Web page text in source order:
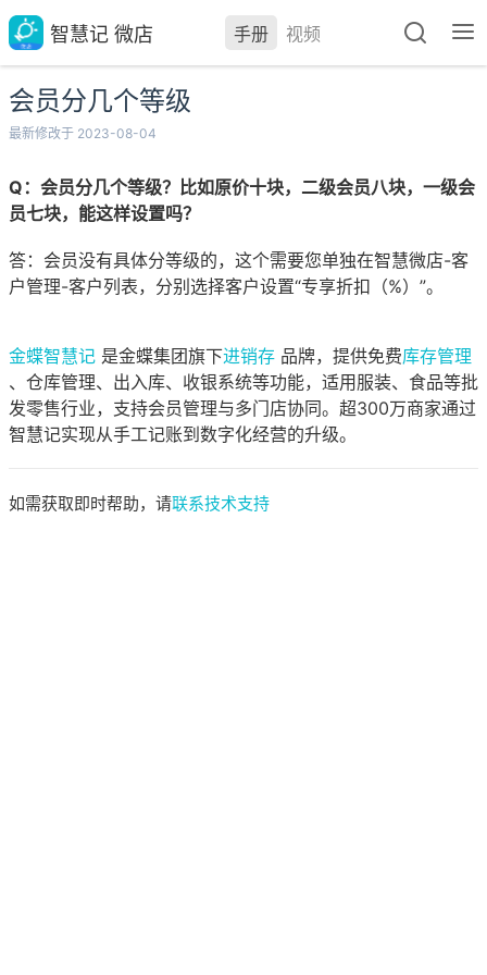
智慧记 微店 手册 视频
会员分几个等级
最新修改于 2023-08-04
Q：会员分几个等级？比如原价十块，二级会员八块，一级会
员七块，能这样设置吗？
答：会员没有具体分等级的，这个需要您单独在智慧微店-客
户管理-客户列表，分别选择客户设置“专享折扣（%）”。
金蝶智慧记 是金蝶集团旗下进销存 品牌，提供免费库存管理
、仓库管理、出入库、收银系统等功能，适用服装、食品等批
发零售行业，支持会员管理与多门店协同。超300万商家通过
智慧记实现从手工记账到数字化经营的升级。
如需获取即时帮助，请联系技术支持